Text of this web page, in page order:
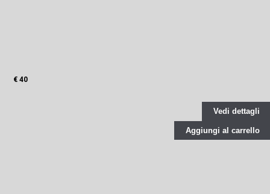
€ 40
Vedi dettagli
Aggiungi al carrello